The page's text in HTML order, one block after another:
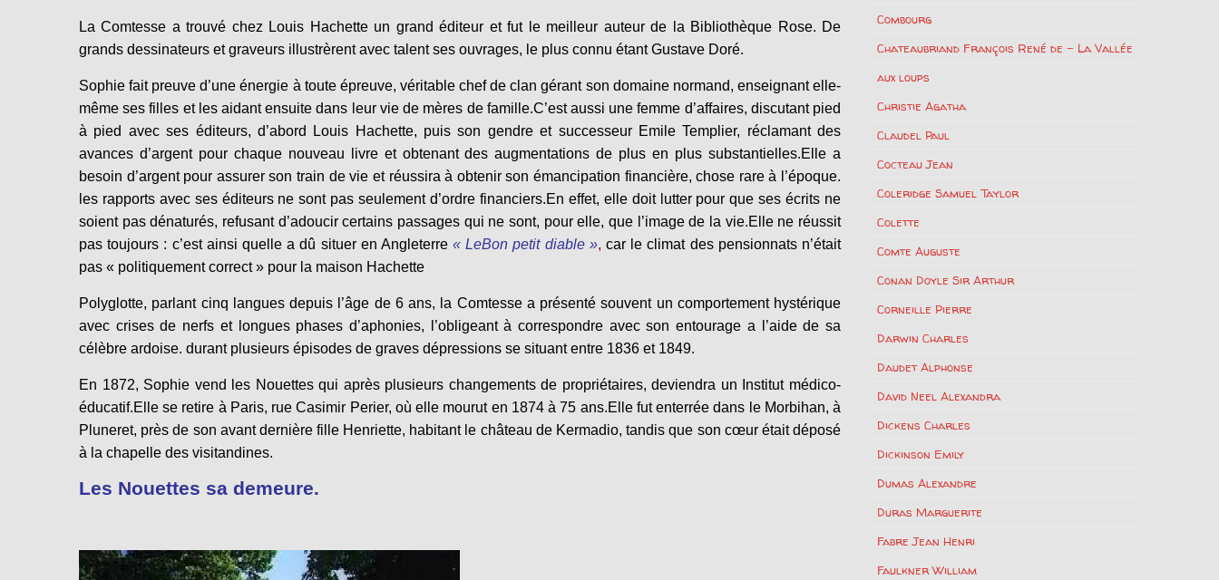
La Comtesse a trouvé chez Louis Hachette un grand éditeur et fut le meilleur auteur de la Bibliothèque Rose. De
grands dessinateurs et graveurs illustrèrent avec talent ses ouvrages, le plus connu étant Gustave Doré.
Sophie fait preuve d’une énergie à toute épreuve, véritable chef de clan gérant son domaine normand, enseignant elle-
même ses filles et les aidant ensuite dans leur vie de mères de famille.C’est aussi une femme d’affaires, discutant pied
à pied avec ses éditeurs, d’abord Louis Hachette, puis son gendre et successeur Emile Templier, réclamant des
avances d’argent pour chaque nouveau livre et obtenant des augmentations de plus en plus substantielles.Elle a
besoin d’argent pour assurer son train de vie et réussira à obtenir son émancipation financière, chose rare à l’époque.
les rapports avec ses éditeurs ne sont pas seulement d’ordre financiers.En effet, elle doit lutter pour que ses écrits ne
soient pas dénaturés, refusant d’adoucir certains passages qui ne sont, pour elle, que l’image de la vie.Elle ne réussit
pas toujours : c’est ainsi quelle a dû situer en Angleterre« LeBon petit diable », car le climat des pensionnats n’était
pas « politiquement correct » pour la maison Hachette
Polyglotte, parlant cinq langues depuis l’âge de 6 ans, la Comtesse a présenté souvent un comportement hystérique
avec crises de nerfs et longues phases d’aphonies, l’obligeant à correspondre avec son entourage a l’aide de sa
célèbre ardoise. durant plusieurs épisodes de graves dépressions se situant entre 1836 et 1849.
En 1872, Sophie vend les Nouettes qui après plusieurs changements de propriétaires, deviendra un Institut médico-
éducatif.Elle se retire à Paris, rue Casimir Perier, où elle mourut en 1874 à 75 ans.Elle fut enterrée dans le Morbihan, à
Pluneret, près de son avant dernière fille Henriette, habitant le château de Kermadio, tandis que son cœur était déposé
à la chapelle des visitandines.
Les Nouettes sa demeure.
Combourg
Chateaubriand François René de – La Vallée
aux loups
Christie Agatha
Claudel Paul
Cocteau Jean
Coleridge Samuel Taylor
Colette
Comte Auguste
Conan Doyle Sir Arthur
Corneille Pierre
Darwin Charles
Daudet Alphonse
David Neel Alexandra
Dickens Charles
Dickinson Emily
Dumas Alexandre
Duras Marguerite
Fabre Jean Henri
Faulkner William